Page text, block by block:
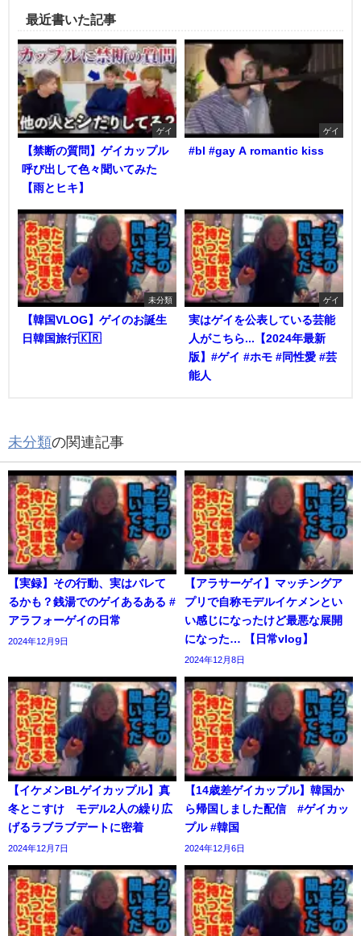
最近書いた記事
ゲイ
【禁断の質問】ゲイカップル
呼び出して色々聞いてみた
【雨とヒキ】
ゲイ
#bl #gay A romantic kiss
未分類
【韓国VLOG】ゲイのお誕生
日韓国旅行🇰🇷
ゲイ
実はゲイを公表している芸能
人がこちら...【2024年最新
版】#ゲイ #ホモ #同性愛 #芸
能人
未分類の関連記事
【実録】その行動、実はバレて
るかも？銭湯でのゲイあるある #
アラフォーゲイの日常
2024年12月9日
【アラサーゲイ】マッチングア
プリで自称モデルイケメンとい
い感じになったけど最悪な展開
になった… 【日常vlog】
2024年12月8日
【イケメンBLゲイカップル】真
冬とこすけ モデル2人の繰り広
げるラブラブデートに密着
2024年12月7日
【14歳差ゲイカップル】韓国か
ら帰国しました配信 #ゲイカッ
プル #韓国
2024年12月6日